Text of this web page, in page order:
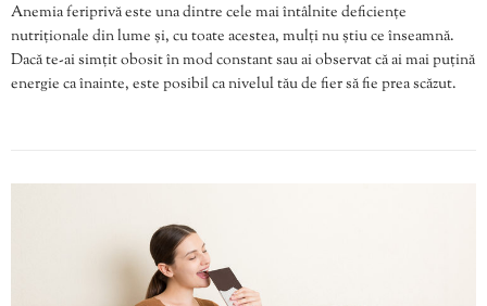
Anemia feriprivă este una dintre cele mai întâlnite deficiențe
nutriționale din lume și, cu toate acestea, mulți nu știu ce înseamnă.
Dacă te-ai simțit obosit în mod constant sau ai observat că ai mai puțină
energie ca înainte, este posibil ca nivelul tău de fier să fie prea scăzut.